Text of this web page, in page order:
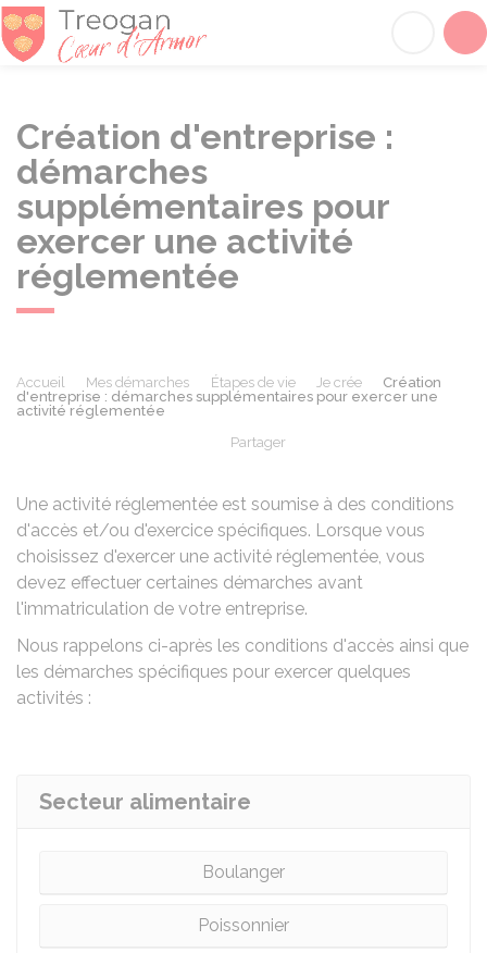
Création d'entreprise :
démarches
supplémentaires pour
exercer une activité
réglementée
Accueil Mes démarches Étapes de vie Je crée
Création
d'entreprise : démarches supplémentaires pour exercer une
activité réglementée
Partager
Une activité réglementée est soumise à des conditions
d'accès et/ou d'exercice spécifiques. Lorsque vous
choisissez d'exercer une activité réglementée, vous
devez effectuer certaines démarches avant
l'immatriculation de votre entreprise.
Nous rappelons ci-après les conditions d'accès ainsi que
les démarches spécifiques pour exercer quelques
activités :
Secteur alimentaire
Boulanger
Poissonnier